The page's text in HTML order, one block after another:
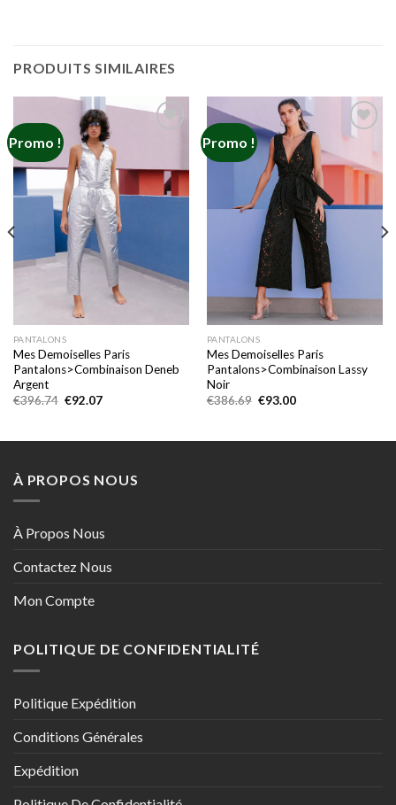
PRODUITS SIMILAIRES
Promo !
PANTALONS
Mes Demoiselles Paris
Pantalons>Combinaison Deneb
Argent
€396.74 Le
€396.74.
€92.07Le
€92.07.
Promo !
Add to
wishlist
PANTALONS
Mes Demoiselles Paris
Pantalons>Combinaison Lassy
Noir
€386.69 Le
€386.69.
€93.00Le
€93.00.
À PROPOS NOUS
À Propos Nous
Contactez Nous
Mon Compte
POLITIQUE DE CONFIDENTIALITÉ
Politique Expédition
Conditions Générales
Expédition